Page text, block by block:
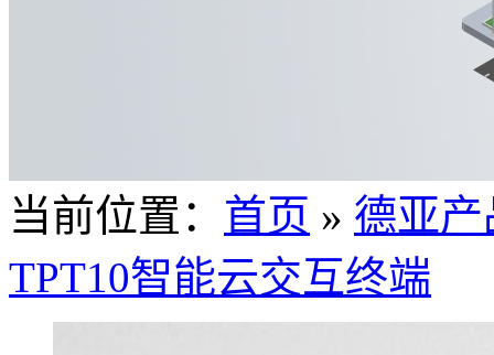
当前位置： 首页 » 德亚
TPT10智能云交互终端